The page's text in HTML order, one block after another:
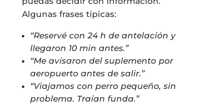
Algunas frases típicas:
“Reservé con 24 h de antelación y
llegaron 10 min antes.”
“Me avisaron del suplemento por
aeropuerto antes de salir.”
“Viajamos con perro pequeño, sin
problema. Traían funda.”